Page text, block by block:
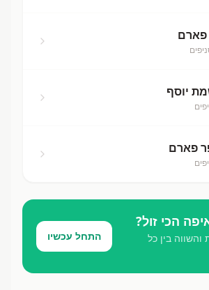
פארם
יוסף
פארם
הכי זול?
בין כל
התחל עכשיו